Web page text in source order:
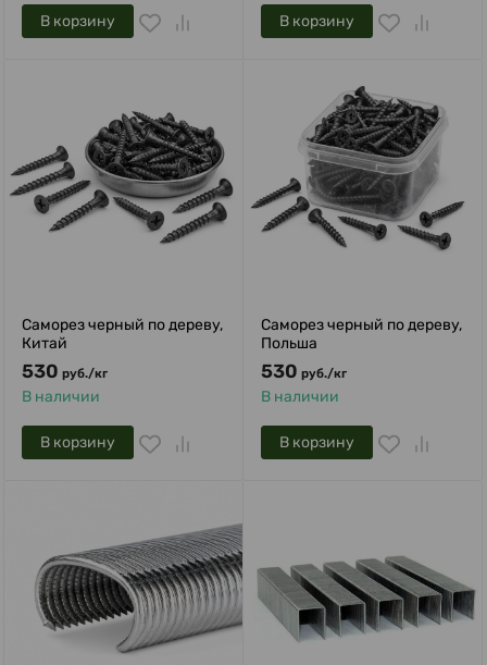
В корзину В корзину
Саморез черный по дереву,
Китай
530 руб./кг
В наличии
В корзину
Саморез черный по дереву,
Польша
530 руб./кг
В наличии
В корзину